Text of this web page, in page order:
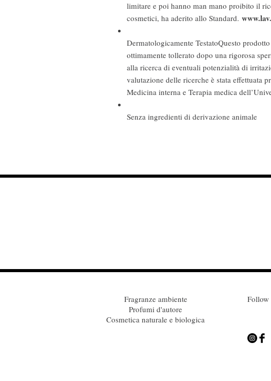
limitare e poi hanno man mano proibito il
cosmetici, ha aderito allo Standard.
Dermatologicamente TestatoQuesto
ottimamente tollerato dopo una rigorosa
alla ricerca di eventuali potenzialità di
valutazione delle ricerche è stata effettuata
Medicina interna e Terapia medica
Senza ingredienti di derivazione animale
Fragranze ambiente
Profumi d'autore
Cosmetica naturale e biologica
Follow